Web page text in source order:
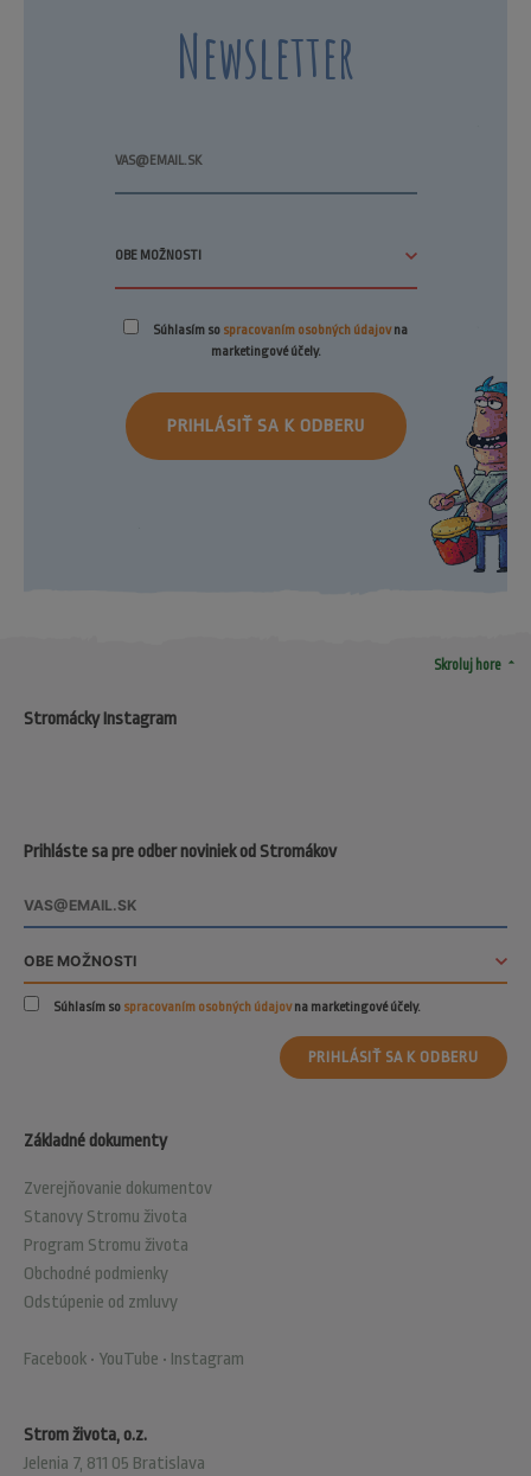
Newsletter
Súhlasím so spracovaním osobných údajovna
marketingové účely.
PRIHLÁSIŤ SA K ODBERU
Skroluj hore arrow_drop_up
Strom života, o.z.
Jelenia 7, 811 05 Bratislava
Základné dokumenty
Zverejňovanie dokumentov
Stanovy Stromu života
Program Stromu života
Obchodné podmienky
Odstúpenie od zmluvy
Facebook • YouTube • Instagram
Prihláste sa pre odber noviniek od Stromákov
Súhlasím so spracovaním osobných údajovna marketingové účely.
PRIHLÁSIŤ SA K ODBERU
Stromácky Instagram